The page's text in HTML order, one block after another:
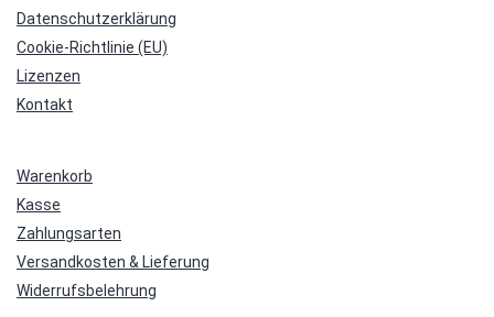
Datenschutzerklärung
Cookie-Richtlinie (EU)
Lizenzen
Kontakt
Warenkorb
Kasse
Zahlungsarten
Versandkosten & Lieferung
Widerrufsbelehrung